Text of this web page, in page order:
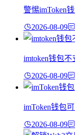
警惕imToken
2026-08-09
imtoken钱包
2026-08-09
imToken钱包
2026-08-09